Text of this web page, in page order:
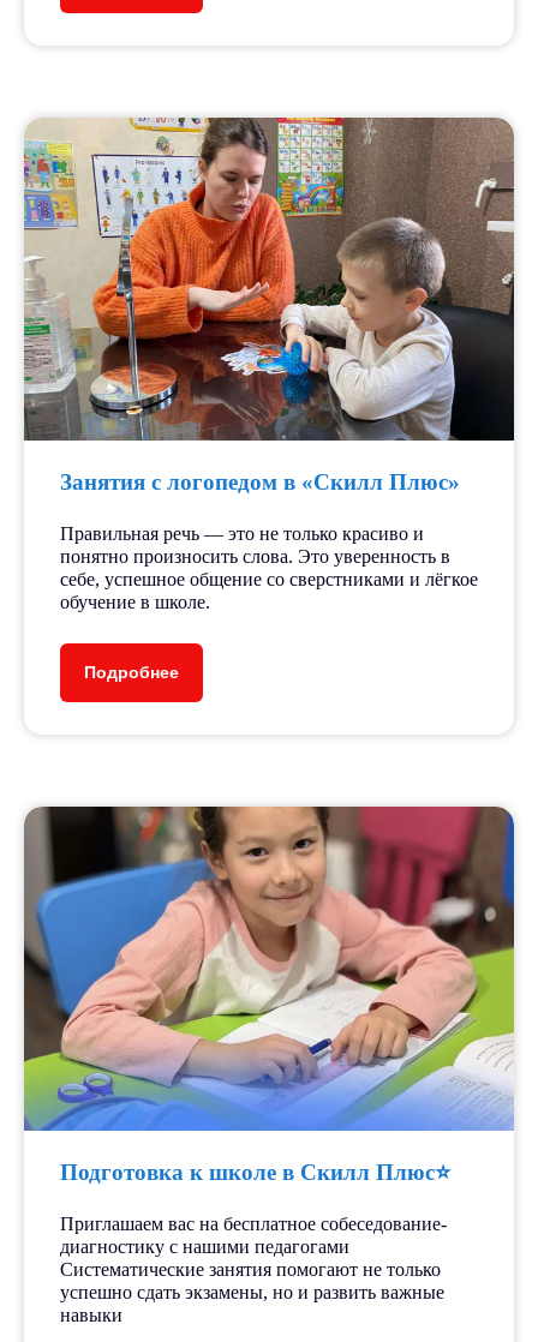
Занятия с логопедом в «Скилл Плюс»
Правильная речь — это не только красиво и
понятно произносить слова. Это уверенность в
себе, успешное общение со сверстниками и лёгкое
обучение в школе.
Подробнее
Подготовка к школе в Скилл Плюс⭐️
Приглашаем вас на бесплатное собеседование-
диагностику с нашими педагогами
Систематические занятия помогают не только
успешно сдать экзамены, но и развить важные
навыки